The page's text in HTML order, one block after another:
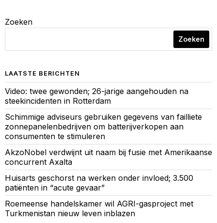
Zoeken
Zoeken
LAATSTE BERICHTEN
Video: twee gewonden; 26-jarige aangehouden na
steekincidenten in Rotterdam
Schimmige adviseurs gebruiken gegevens van failliete
zonnepanelenbedrijven om batterijverkopen aan
consumenten te stimuleren
AkzoNobel verdwijnt uit naam bij fusie met Amerikaanse
concurrent Axalta
Huisarts geschorst na werken onder invloed; 3.500
patiënten in “acute gevaar”
Roemeense handelskamer wil AGRI-gasproject met
Turkmenistan nieuw leven inblazen